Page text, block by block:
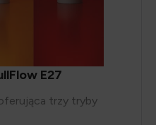
E27
trzy tryby